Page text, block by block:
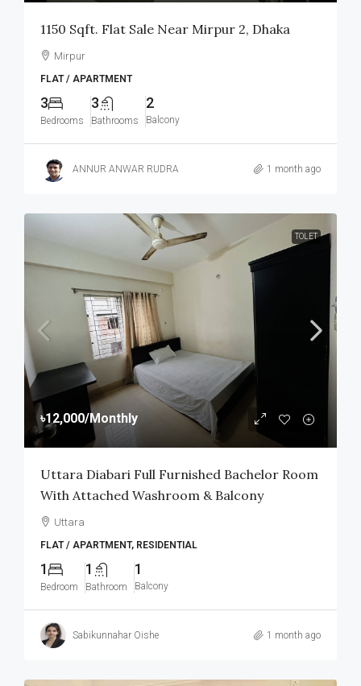
1150 Sqft. Flat Sale Near Mirpur 2, Dhaka
Mirpur
FLAT / APARTMENT
3
Bedrooms
3
Bathrooms
2
Balcony
ANNUR ANWAR RUDRA 1 month ago
TOLET
৳12,000/Monthly
Uttara Diabari Full Furnished Bachelor Room
With Attached Washroom & Balcony
Uttara
FLAT / APARTMENT, RESIDENTIAL
1
Bedroom
1
Bathroom
1
Balcony
Sabikunnahar Oishe 1 month ago